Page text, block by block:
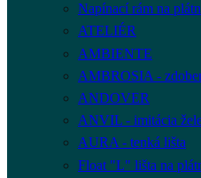
Napínací rám na
ATELIÉR
AMBIENTE
AMBROSIA -
ANDOVER
ANVIL - imitácia
AURA - tenká lišta
Float "L" lišta na